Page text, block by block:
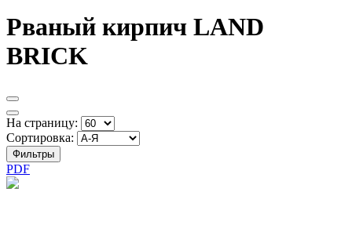
Рваный кирпич LAND
BRICK
На страницу:
Сортировка:
Фильтры
PDF